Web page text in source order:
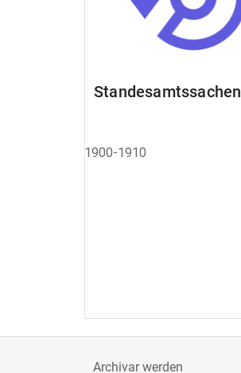
Standesamtssachen
1900-1910
Archivar werden